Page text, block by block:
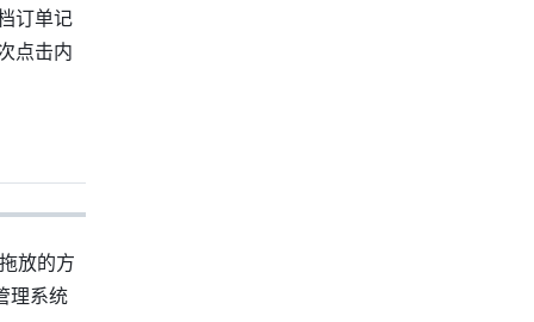
订单记
点击内
放的方
理系统